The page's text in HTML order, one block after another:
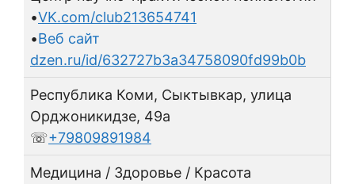
•VK.com/club213654741
•Веб сайт
dzen.ru/id/632727b3a34758090fd99b0b
Республика Коми, Сыктывкар, улица
Орджоникидзе, 49а
☏+79809891984
Медицина / Здоровье / Красота